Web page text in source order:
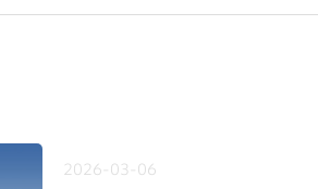
2026-03-06